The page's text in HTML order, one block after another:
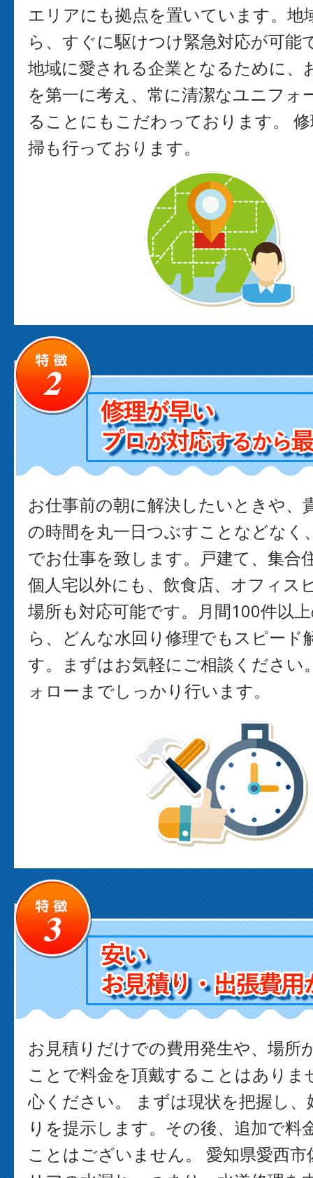
エリアにも拠点を置いています。地
ら、すぐに駆けつけ緊急対応が可能
地域に愛される企業となるために、
を第一に考え、常に清潔なユニフォ
ることにもこだわっております。
掃も行っております。
お仕事前の朝に解決したいときや、
の時間を丸一日つぶすことなどなく
でお仕事を致します。戸建て、集合
個人宅以外にも、飲食店、オフィス
場所も対応可能です。月間100件以
ら、どんな水回り修理でもスピード
す。まずはお気軽にご相談ください
ォローまでしっかり行います。
お見積りだけでの費用発生や、場所
ことで料金を頂戴することはありま
心ください。 まずは現状を把握し
りを提示します。その後、追加で料
ことはございません。 愛知県愛西市